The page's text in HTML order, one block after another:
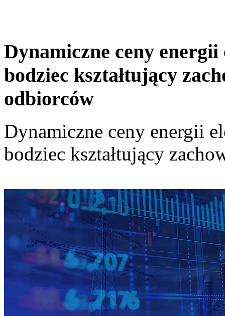
Dynamiczne ceny
bodziec kształtujący
odbiorców
Dynamiczne ceny energii
bodziec kształtujący